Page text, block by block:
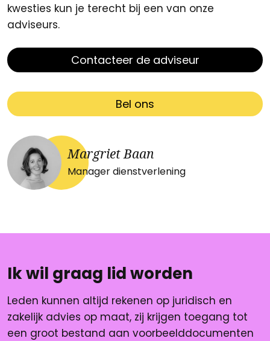
kwesties kun je terecht bij een van onze
adviseurs.
Contacteer de adviseur
Bel ons
Margriet Baan
Manager dienstverlening
Ik wil graag lid worden
Leden kunnen altijd rekenen op juridisch en
zakelijk advies op maat, zij krijgen toegang tot
een groot bestand aan voorbeelddocumenten